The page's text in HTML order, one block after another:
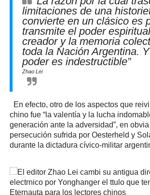
limitaciones de una
convierte en un clásico es
transmite el poder
creador y la memoria
toda la Nación Argentina.
poder es indestructible”
Zhao Lei
En efecto, otro de los aspectos que
chino fue “la valentía y la lucha
generación ante la adversidad”, en
persecución sufrida por Oesterheld y
durante la dictadura cívico-militar